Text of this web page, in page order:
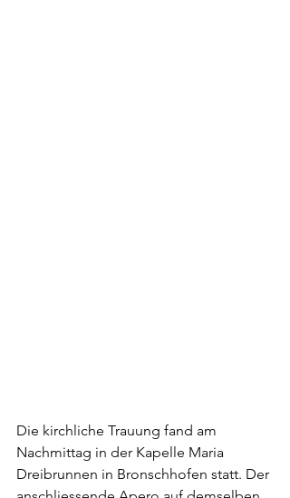
Die kirchliche Trauung fand am
Nachmittag in der Kapelle Maria
Dreibrunnen in Bronschhofen statt. Der